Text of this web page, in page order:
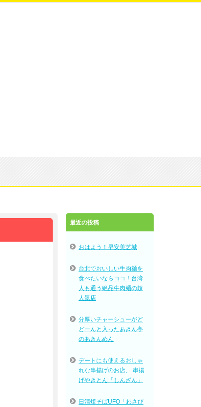
最近の投稿
おはよう！早安美芝城
台北でおいしい牛肉麺を
食べたいならココ！台湾
人も通う絶品牛肉麺の超
人気店
分厚いチャーシューがど
どーんと入ったあきん亭
のあきんめん
デートにも使えるおしゃ
れな串揚げのお店、 串揚
げやきとん「しんざん」
日清焼そばUFO「わさび